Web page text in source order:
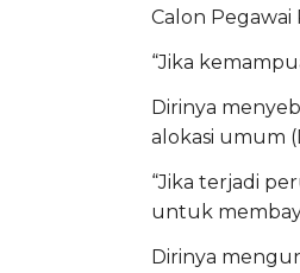
Calon Pegawai
“Jika
Dirinya
alokasi umum
“Jika terjadi
untuk
Dirinya